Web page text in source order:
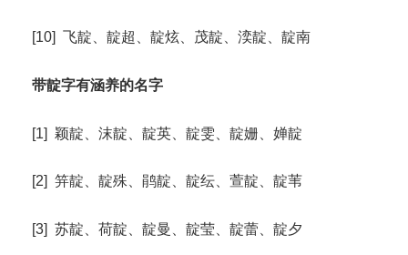
[10] 飞靛、靛超、靛炫、茂靛、湙靛、靛南
带靛字有涵养的名字
[1] 颖靛、沫靛、靛英、靛雯、靛姗、婵靛
[2] 笄靛、靛殊、鹃靛、靛纭、萱靛、靛苇
[3] 苏靛、荷靛、靛曼、靛莹、靛蕾、靛夕